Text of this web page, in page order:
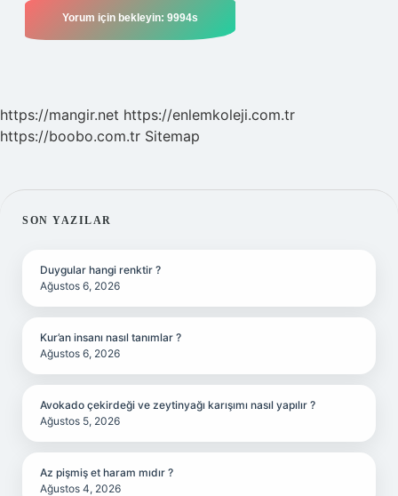
https://mangir.net https://enlemkoleji.com.tr
https://boobo.com.tr Sitemap
SIDEBAR
SON YAZILAR
Duygular hangi renktir ?
Ağustos 6, 2026
Kur’an insanı nasıl tanımlar ?
Ağustos 6, 2026
Avokado çekirdeği ve zeytinyağı karışımı nasıl yapılır ?
Ağustos 5, 2026
Az pişmiş et haram mıdır ?
Ağustos 4, 2026